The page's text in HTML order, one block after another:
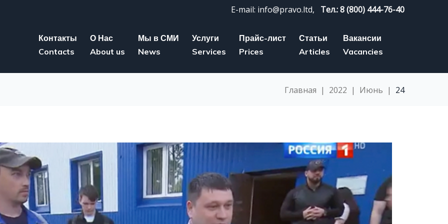
E-mail: info@pravo.ltd, Тел.: 8 (800) 444-76-40
Контакты
Contacts
О Нас
About us
Мы в СМИ
News
Услуги
Services
Прайс-лист
Prices
Статьи
Articles
Вакансии
Vacancies
Главная | 2022 | Июнь | 24